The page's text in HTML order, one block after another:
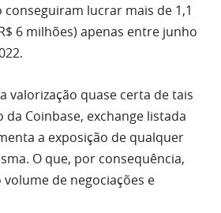
lucrar mais de 1,1
6 milhões) apenas entre junho
valorização quase certa de tais
Coinbase, exchange listada
a exposição de qualquer
O que, por consequência,
de negociações e